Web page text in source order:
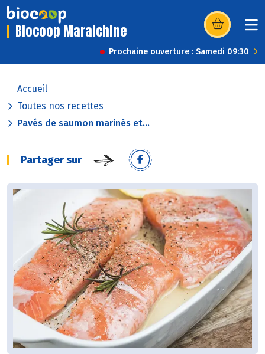
Biocoop Maraichine (s’ouvre dans
Prochaine ouverture : Samedi 09:30
Accueil
Toutes nos recettes
Pavés de saumon marinés et...
Partager sur